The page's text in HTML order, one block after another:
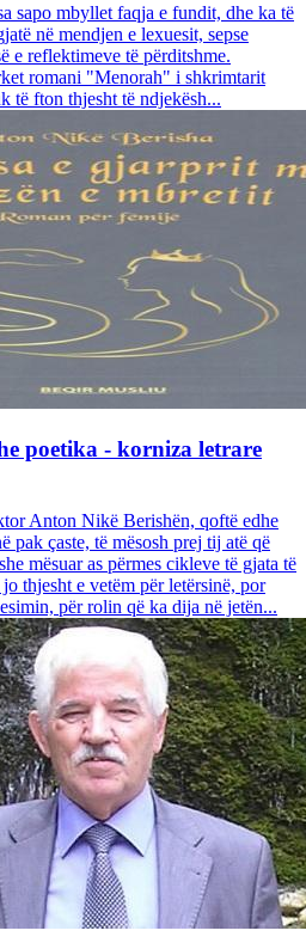
sapo mbyllet faqja e fundit, dhe ka të
në mendjen e lexuesit, sepse
e reflektimeve të përditshme.
romani "Menorah" i shkrimtarit
të fton thjesht të ndjekësh...
poetika - korniza letrare
Anton Nikë Berishën, qoftë edhe
pak çaste, të mësosh prej tij atë që
mësuar as përmes cikleve të gjata të
thjesht e vetëm për letërsinë, por
për rolin që ka dija në jetën...